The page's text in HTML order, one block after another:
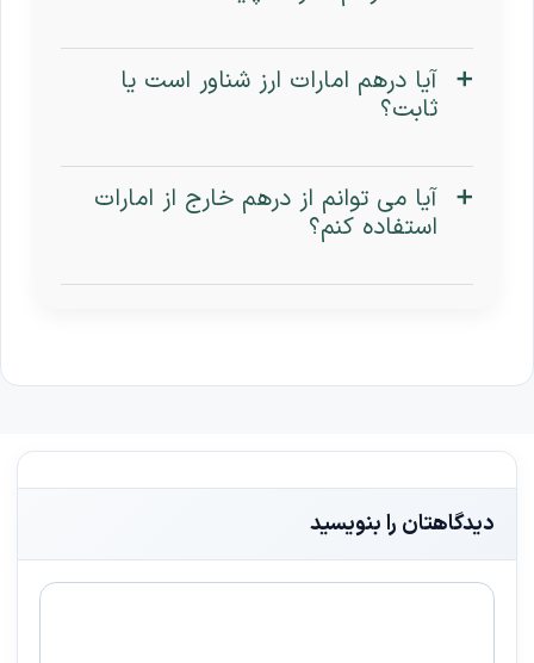
آیا درهم امارات ارز شناور است یا
ثابت؟
آیا می توانم از درهم خارج از امارات
استفاده کنم؟
دیدگاهتان را بنویسید
دیدگاه